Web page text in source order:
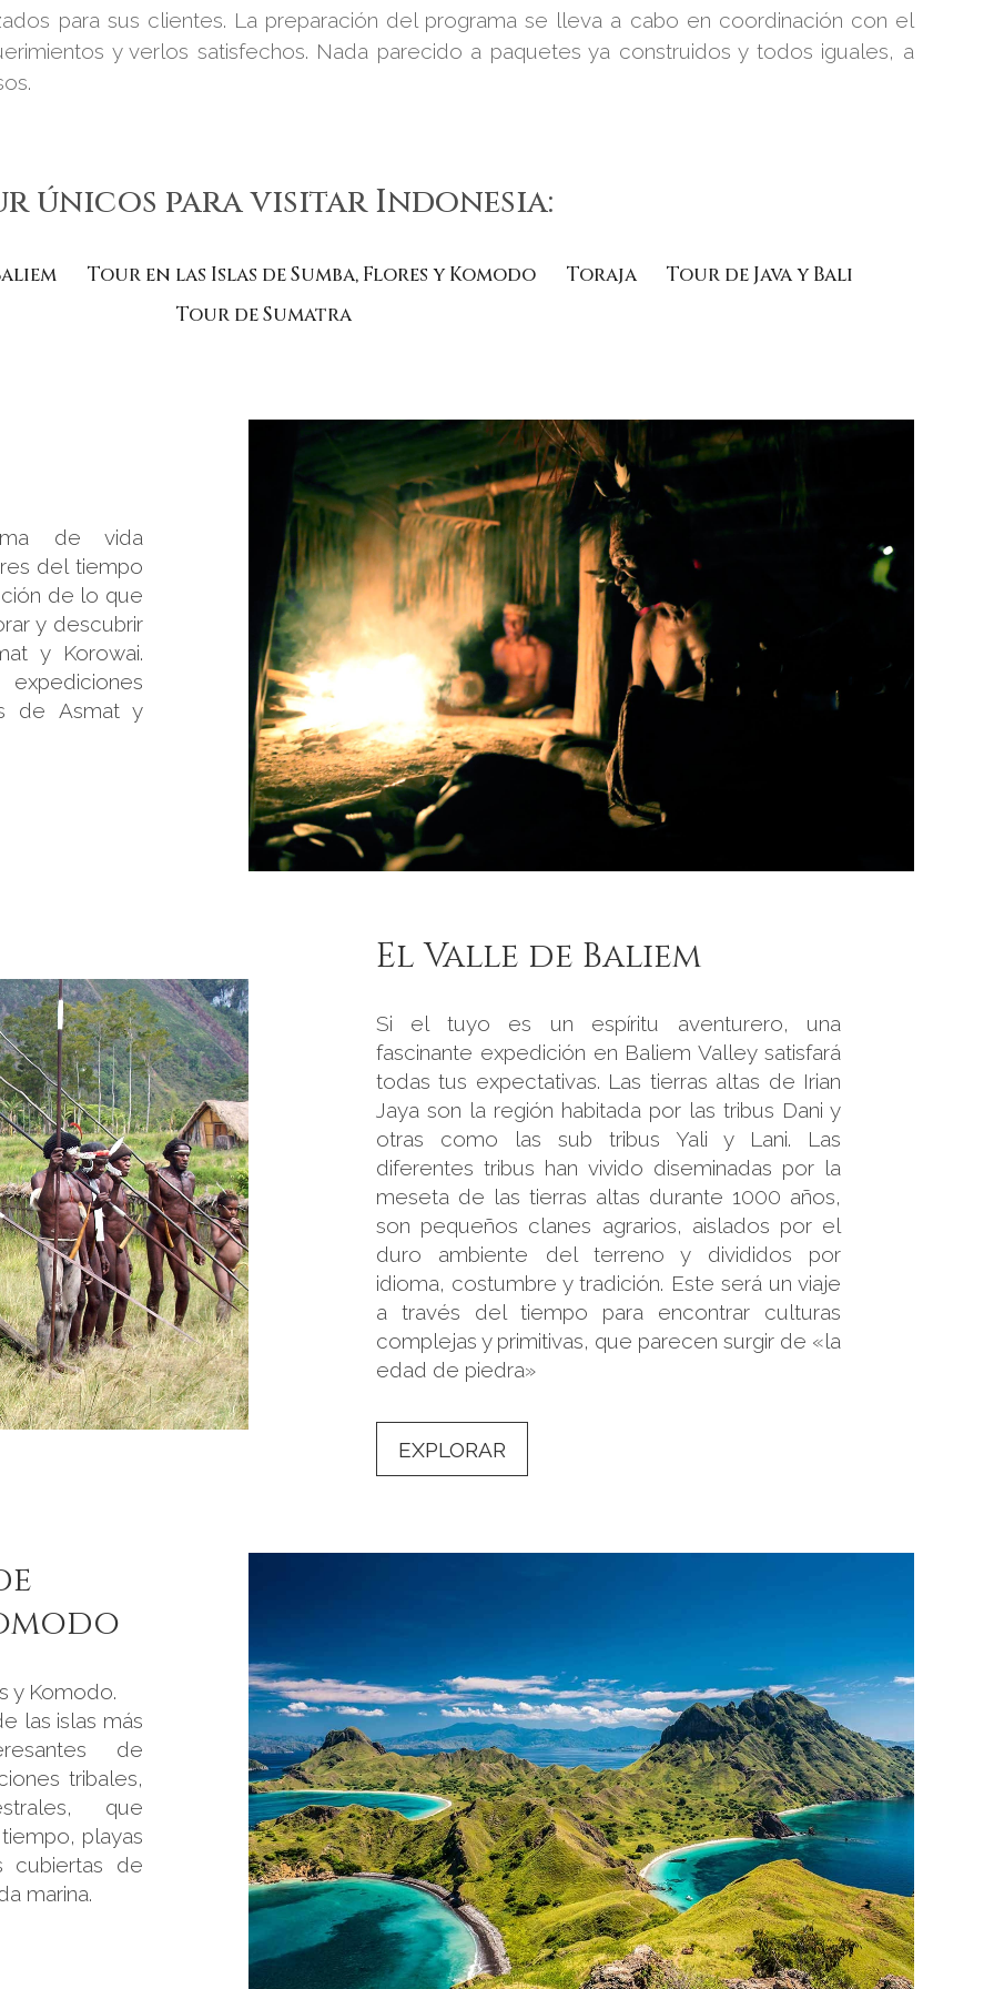
para sus clientes. La preparación del programa se lleva a cabo en coordinación con el
y verlos satisfechos. Nada parecido a paquetes ya construidos y todos iguales, a
únicos para visitar Indonesia:
Tour en las Islas de Sumba, Flores y Komodo Toraja
Tour de Java y Bali
Tour de Sumatra
de vida
del tiempo
de lo que
y descubrir
y Korowai.
de Asmat y
El Valle de Baliem
Si el tuyo es un espíritu aventurero, una
fascinante expedición en Baliem Valley satisfará
todas tus expectativas. Las tierras altas de Irian
Jaya son la región habitada por las tribus Dani y
otras como las sub tribus Yali y Lani. Las
diferentes tribus han vivido diseminadas por la
meseta de las tierras altas durante 1000 años,
son pequeños clanes agrarios, aislados por el
duro ambiente del terreno y divididos por
idioma, costumbre y tradición. Este será un viaje
a través del tiempo para encontrar culturas
complejas y primitivas, que parecen surgir de «la
edad de piedra»
EXPLORAR
y Komodo.
las islas más
de
tribales,
que
playas
cubiertas de
marina.